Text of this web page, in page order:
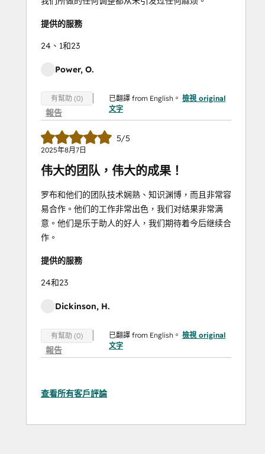
提供的服務
24、1和23
Power, O.
有幫助 (0)
報告
已翻譯 from English。 檢視 original
文字
5/5
2025年8月7日
伟大的团队，伟大的成果！
罗布和他们的团队技术娴熟、知识渊博，而且非常容
易合作。他们的工作非常出色，我们对结果非常满
意。他们是乐于助人的好人，我们期待着今后继续合
作。
提供的服務
24和23
Dickinson, H.
有幫助 (0)
報告
已翻譯 from English。 檢視 original
文字
查看所有客戶評論